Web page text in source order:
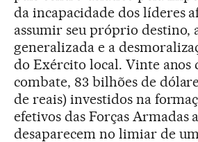
da incapacidade dos líderes
assumir seu próprio destino,
generalizada e a
do Exército local. Vinte anos
combate, 83 bilhões de
de reais) investidos na
efetivos das Forças Armadas
desaparecem no limiar de